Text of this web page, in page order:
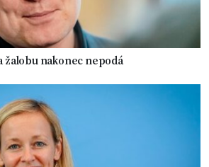
nakonec nepodá